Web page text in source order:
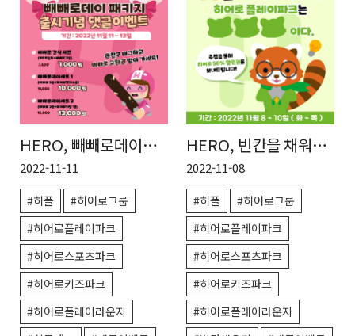
HERO, 빼빼로데이
패키지와 친구 태그 &
응원 댓글 이벤트
2022-11-11
#히플
#히어로그룹
#히어로플레이파크
#히어로스포츠파크
#히어로키즈파크
#히어로플레이라운지
HERO, 빈칸을 채워요
댓글 이벤트
2022-11-08
#히플
#히어로그룹
#히어로플레이파크
#히어로스포츠파크
#히어로키즈파크
#히어로플레이라운지